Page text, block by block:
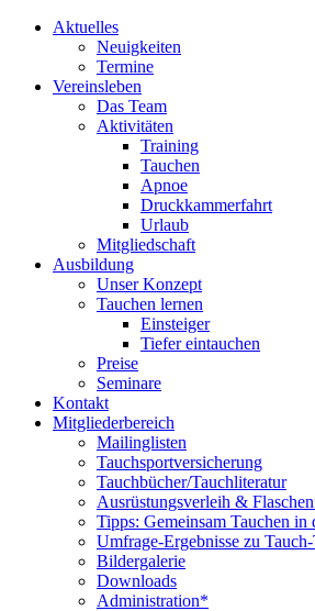
Aktuelles
Neuigkeiten
Termine
Vereinsleben
Das Team
Aktivitäten
Training
Tauchen
Apnoe
Druckkammerfahrt
Urlaub
Mitgliedschaft
Ausbildung
Unser Konzept
Tauchen lernen
Einsteiger
Tiefer eintauchen
Preise
Seminare
Kontakt
Mitgliederbereich
Mailinglisten
Tauchsportversicherung
Tauchbücher/Tauchliteratur
Ausrüstungsverleih &
Tipps: Gemeinsam Tauchen in
Umfrage-Ergebnisse zu Tauch-
Bildergalerie
Downloads
Administration*